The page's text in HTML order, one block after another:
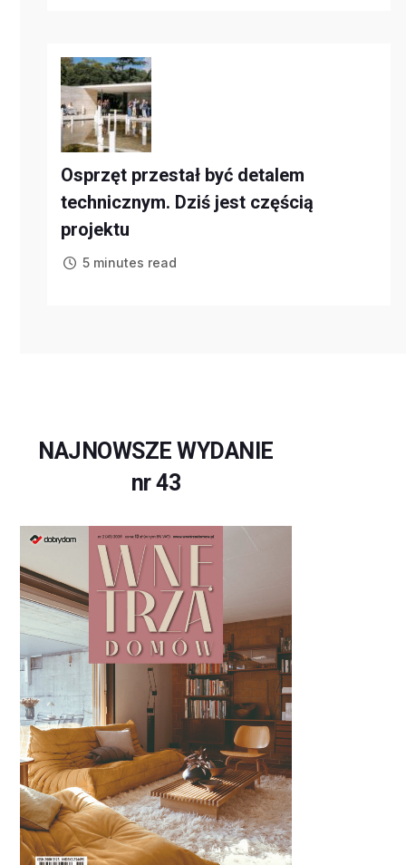
Osprzęt przestał być detalem
technicznym. Dziś jest częścią
projektu
5 minutes read
NAJNOWSZE WYDANIE
nr 43